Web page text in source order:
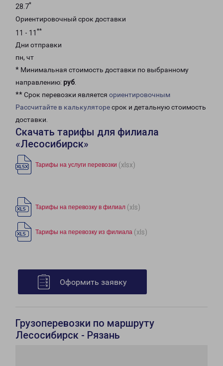
28.7*
Ориентировочный срок доставки
11 - 11 **
Дни отправки
пн, чт
* Минимальная стоимость доставки по выбранному
направлению: руб.
** Срок перевозки является ориентировочным
Рассчитайте в калькуляторесрок и детальную стоимость
доставки.
Скачать тарифы для филиала
«Лесосибирск»
Тарифы на услуги перевозки (xlsx)
Тарифы на перевозку в филиал (xls)
Тарифы на перевозку из филиала (xls)
Оформить заявку
Грузоперевозки по маршруту
Лесосибирск - Рязань